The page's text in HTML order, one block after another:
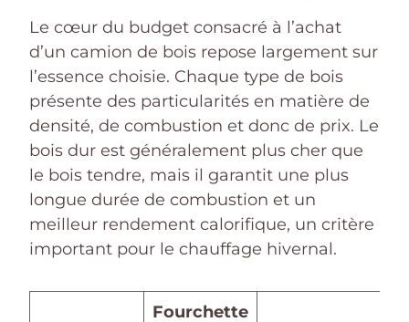
Le cœur du budget consacré à l’achat
d’un camion de bois repose largement sur
l’essence choisie. Chaque type de bois
présente des particularités en matière de
densité, de combustion et donc de prix. Le
bois dur est généralement plus cher que
le bois tendre, mais il garantit une plus
longue durée de combustion et un
meilleur rendement calorifique, un critère
important pour le chauffage hivernal.
Fourchette